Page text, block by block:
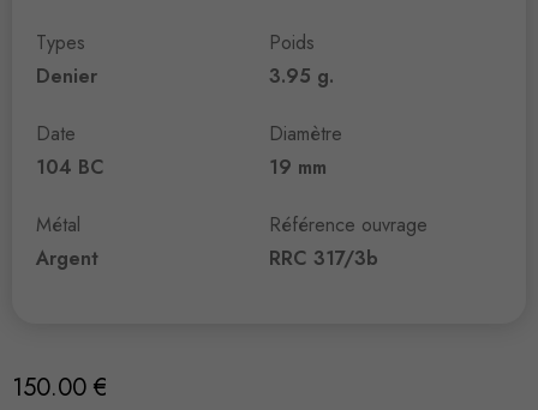
Types
Denier
Date
104 BC
Métal
Argent
Poids
3.95 g.
Diamètre
19 mm
Référence ouvrage
RRC 317/3b
150.00 €